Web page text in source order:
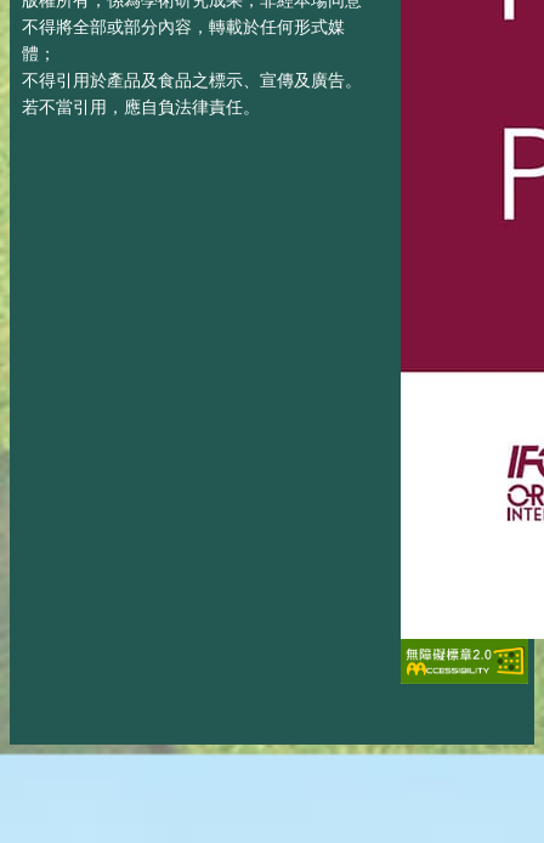
不得將全部或部分內容，轉載於任何形式媒
體；
不得引用於產品及食品之標示、宣傳及廣告。
若不當引用，應自負法律責任。